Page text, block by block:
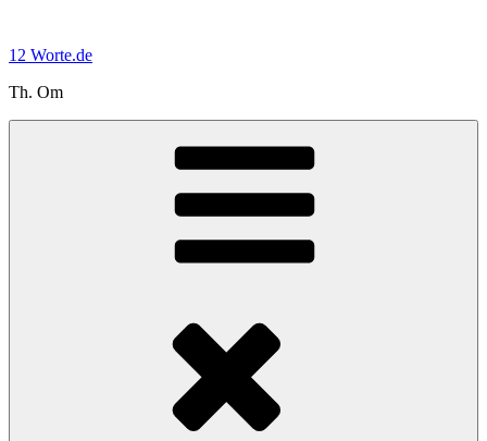
springen
12 Worte.de
Th. Om